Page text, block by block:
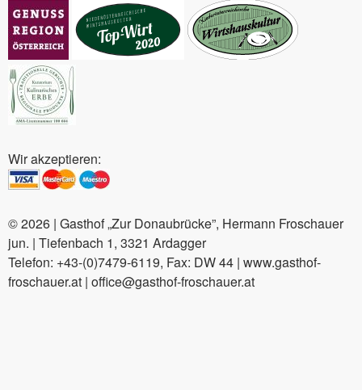
Wir akzeptieren:
© 2026 | Gasthof „Zur Donaubrücke”, Hermann Froschauer
jun. | Tiefenbach 1, 3321 Ardagger
Telefon: +43-(0)7479-6119, Fax: DW 44 | www.gasthof-
froschauer.at | office@gasthof-froschauer.at